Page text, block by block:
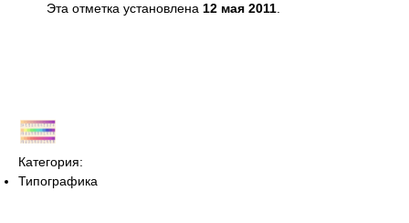
Эта отметка установлена 12 мая 2011
Категория:
Типографика